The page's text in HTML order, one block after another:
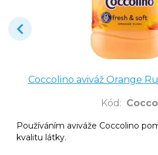
Coccolino aviváž Orange
Kód :
Používáním aviváže Coccolino
kvalitu látky.